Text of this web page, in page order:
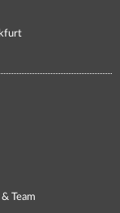
Team